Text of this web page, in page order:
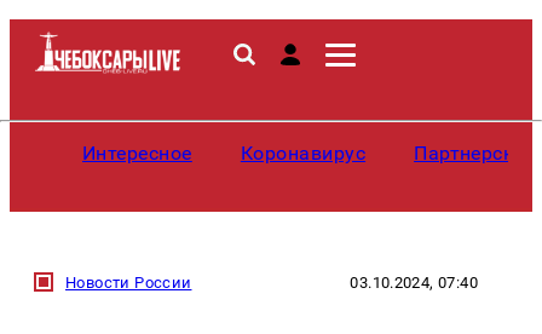
Интересное Коронавирус
Новости России 03.10.2024, 07:40